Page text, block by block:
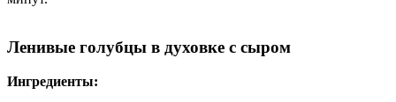
Ленивые голубцы в духовке с сыром
Ингредиенты: